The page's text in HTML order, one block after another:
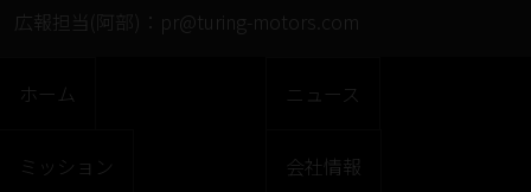
広報担当(阿部)： pr@turing-motors.com
ホーム
ミッション
ニュース
会社情報